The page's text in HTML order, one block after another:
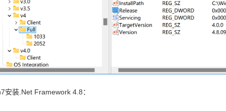
安装.Net Framework 4.8：